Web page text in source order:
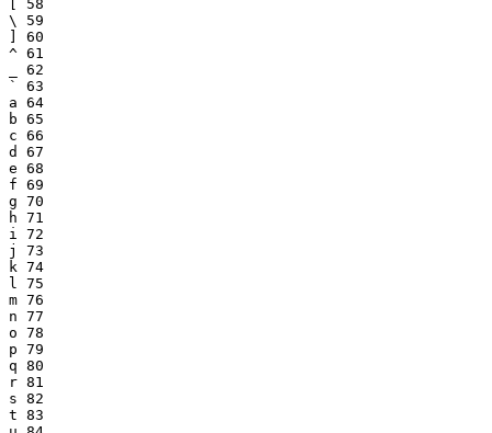
[ 58
\ 59
] 60
^ 61
_ 62
` 63
a 64
b 65
c 66
d 67
e 68
f 69
g 70
h 71
i 72
j 73
k 74
l 75
m 76
n 77
o 78
p 79
q 80
r 81
s 82
t 83